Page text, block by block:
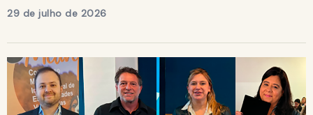
29 de julho de 2026